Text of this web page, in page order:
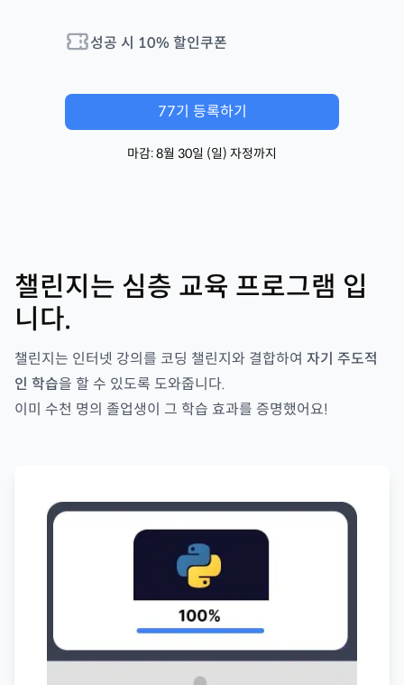
성공 시 10% 할인쿠폰
77기 등록하기
마감:8월 30일 (일) 자정까지
챌린지는 심층 교육 프로그램 입
니다.
챌린지는 인터넷 강의를 코딩 챌린지와 결합하여 자기 주도적
인 학습을 할 수 있도록 도와줍니다.
이미 수천 명의 졸업생이 그 학습 효과를 증명했어요!